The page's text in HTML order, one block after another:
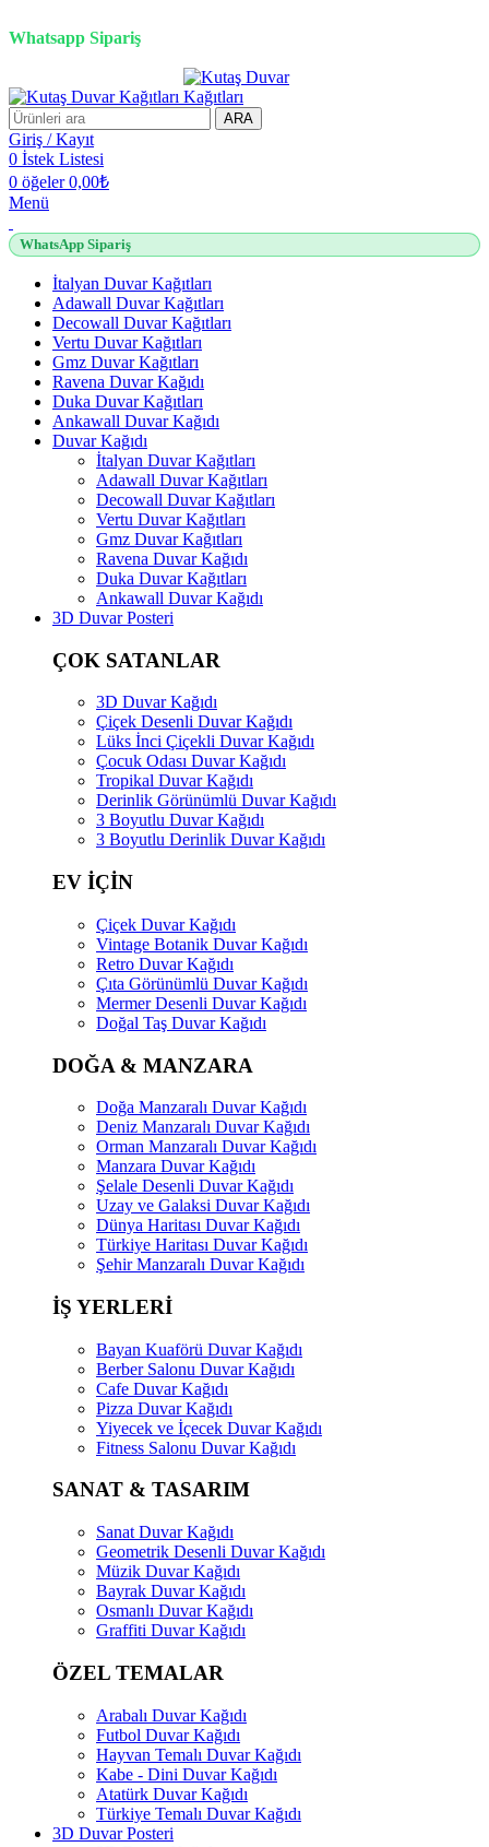
Whatsapp Sipariş
ARA
Giriş / Kayıt
0 İstek Listesi
0 öğeler 0,00₺
Menü
WhatsApp Sipariş
İtalyan Duvar Kağıtları
Adawall Duvar Kağıtları
Decowall Duvar Kağıtları
Vertu Duvar Kağıtları
Gmz Duvar Kağıtları
Ravena Duvar Kağıdı
Duka Duvar Kağıtları
Ankawall Duvar Kağıdı
Duvar Kağıdı
İtalyan Duvar Kağıtları
Adawall Duvar Kağıtları
Decowall Duvar Kağıtları
Vertu Duvar Kağıtları
Gmz Duvar Kağıtları
Ravena Duvar Kağıdı
Duka Duvar Kağıtları
Ankawall Duvar Kağıdı
3D Duvar Posteri
ÇOK SATANLAR
3D Duvar Kağıdı
Çiçek Desenli Duvar Kağıdı
Lüks İnci Çiçekli Duvar Kağıdı
Çocuk Odası Duvar Kağıdı
Tropikal Duvar Kağıdı
Derinlik Görünümlü Duvar Kağıdı
3 Boyutlu Duvar Kağıdı
3 Boyutlu Derinlik Duvar Kağıdı
EV İÇİN
Çiçek Duvar Kağıdı
Vintage Botanik Duvar Kağıdı
Retro Duvar Kağıdı
Çıta Görünümlü Duvar Kağıdı
Mermer Desenli Duvar Kağıdı
Doğal Taş Duvar Kağıdı
DOĞA & MANZARA
Doğa Manzaralı Duvar Kağıdı
Deniz Manzaralı Duvar Kağıdı
Orman Manzaralı Duvar Kağıdı
Manzara Duvar Kağıdı
Şelale Desenli Duvar Kağıdı
Uzay ve Galaksi Duvar Kağıdı
Dünya Haritası Duvar Kağıdı
Türkiye Haritası Duvar Kağıdı
Şehir Manzaralı Duvar Kağıdı
İŞ YERLERİ
Bayan Kuaförü Duvar Kağıdı
Berber Salonu Duvar Kağıdı
Cafe Duvar Kağıdı
Pizza Duvar Kağıdı
Yiyecek ve İçecek Duvar Kağıdı
Fitness Salonu Duvar Kağıdı
SANAT & TASARIM
Sanat Duvar Kağıdı
Geometrik Desenli Duvar Kağıdı
Müzik Duvar Kağıdı
Bayrak Duvar Kağıdı
Osmanlı Duvar Kağıdı
Graffiti Duvar Kağıdı
ÖZEL TEMALAR
Arabalı Duvar Kağıdı
Futbol Duvar Kağıdı
Hayvan Temalı Duvar Kağıdı
Kabe - Dini Duvar Kağıdı
Atatürk Duvar Kağıdı
Türkiye Temalı Duvar Kağıdı
3D Duvar Posteri